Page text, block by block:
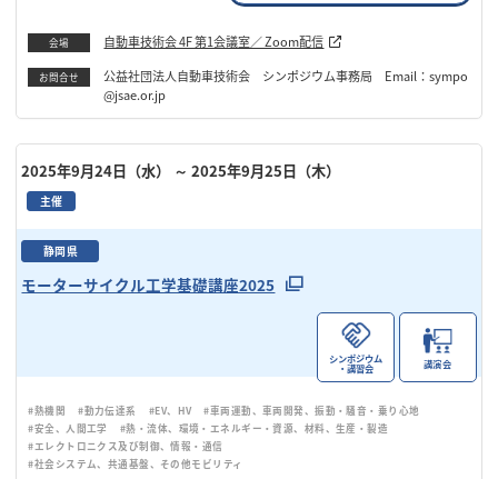
会場 自動車技術会 4F 第1会議室／ Zoom配信
お問合せ
公益社団法人自動車技術会 シンポジウム事務局 Email：sympo
@jsae.or.jp
2025年9月24日（水） ～ 2025年9月25日（木）
主催
静岡県
モーターサイクル工学基礎講座2025
シンポジウム
・講習会 講演会
#熱機関 #動力伝達系 #EV、HV
#車両運動、車両開発、振動・騒音・乗り心地
#安全、人間工学
#熱・流体、環境・エネルギー・資源、材料、生産・製造
#エレクトロニクス及び制御、情報・通信
#社会システム、共通基盤、その他モビリティ